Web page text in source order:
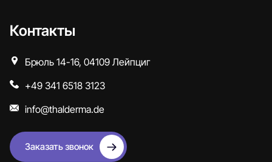
Контакты
Брюль 14-16, 04109 Лейпциг
+49 341 6518 3123
info@thalderma.de
Заказать звонок